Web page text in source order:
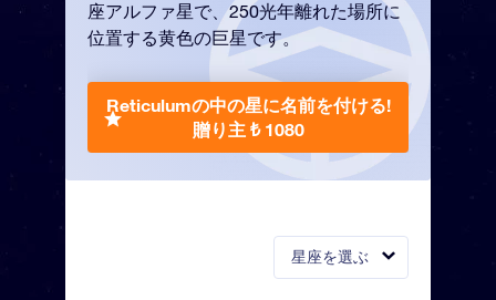
星座を選ぶ
座アルファ星で、250光年離れた場所に
位置する黄色の巨星です。
Reticulumの中の星に名前を付ける!
贈り主 ₺ 1080